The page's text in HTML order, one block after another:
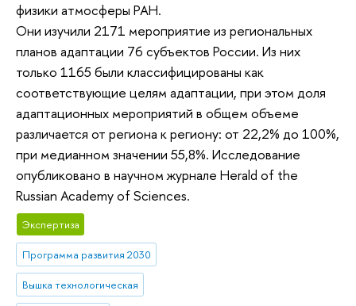
физики атмосферы РАН.
Они изучили 2171 мероприятие из региональных
планов адаптации 76 субъектов России. Из них
только 1165 были классифицированы как
соответствующие целям адаптации, при этом доля
адаптационных мероприятий в общем объеме
различается от региона к региону: от 22,2% до 100%,
при медианном значении 55,8%. Исследование
опубликовано в научном журнале Herald of the
Russian Academy of Sciences.
Экспертиза
Программа развития 2030
Вышка технологическая